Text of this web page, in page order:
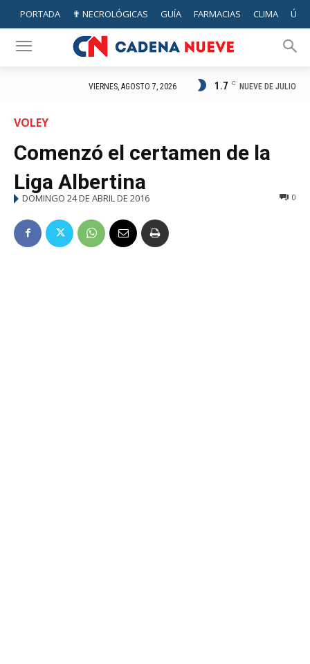
PORTADA ✟ NECROLÓGICAS GUÍA FARMACIAS CLIMA
VIERNES, AGOSTO 7, 2026 1.7 C NUEVE DE JULIO
VOLEY
Comenzó el certamen de la
Liga Albertina
DOMINGO 24 DE ABRIL DE 2016 0